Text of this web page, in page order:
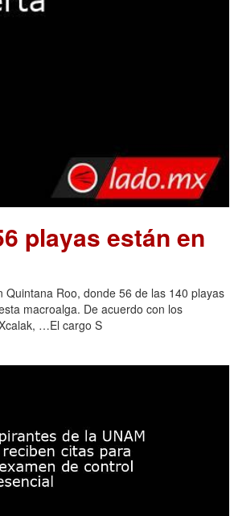
playas están en
Roo, donde 56 de las 140 playas
macroalga. De acuerdo con los
…El cargo S